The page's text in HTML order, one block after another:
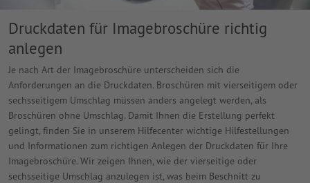
Druckdaten für Imagebroschüre richtig
anlegen
Je nach Art der Imagebroschüre unterscheiden sich die
Anforderungen an die Druckdaten. Broschüren mit vierseitigem oder
sechsseitigem Umschlag müssen anders angelegt werden, als
Broschüren ohne Umschlag. Damit Ihnen die Erstellung perfekt
gelingt, finden Sie in unserem Hilfecenter wichtige Hilfestellungen
und Informationen zum richtigen Anlegen der Druckdaten für Ihre
Imagebroschüre. Wir zeigen Ihnen, wie der vierseitige oder
sechsseitige Umschlag anzulegen ist, was beim Beschnitt zu